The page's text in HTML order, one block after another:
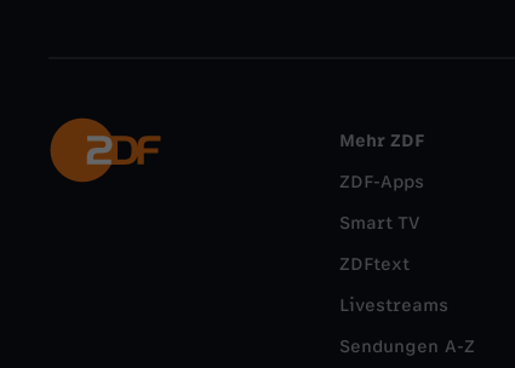
Mehr ZDF
ZDF-Apps
Smart TV
ZDFtext
Livestreams
Sendungen A-Z